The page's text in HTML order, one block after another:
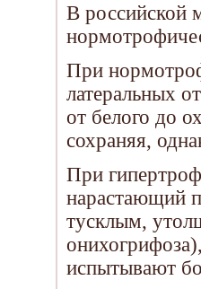
В российской
При
латеральных
от белого до
сохраняя,
При
нарастающий
тусклым,
испытывают